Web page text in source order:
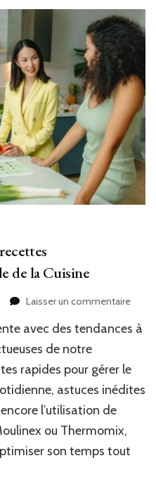
de la Cuisine
Laisser un commentairesur
les
avec des tendances à
de notre
rapides pour gérer le
astuces inédites
l’utilisation de
ou Thermomix,
son temps tout